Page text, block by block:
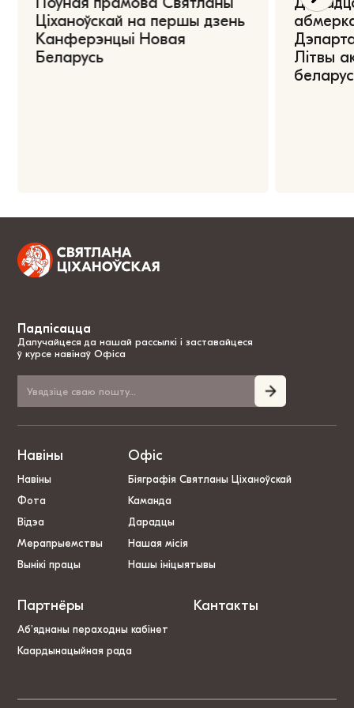
Ціханоўскай на першы дзень
Канферэнцыі Новая
Беларусь
Літвы
Падпісацца
Далучайцеся да нашай рассылкі і заставайцеся
ў курсе навінаў Офіса
Навіны
Навіны
Фота
Відэа
Мерапрыемствы
Вынікі працы
Офіс
Біяграфія Святланы Ціханоўскай
Каманда
Дарадцы
Нашая місія
Нашы ініцыятывы
Партнёры
Аб’яднаны пераходны кабінет
Каардынацыйная рада
Кантакты